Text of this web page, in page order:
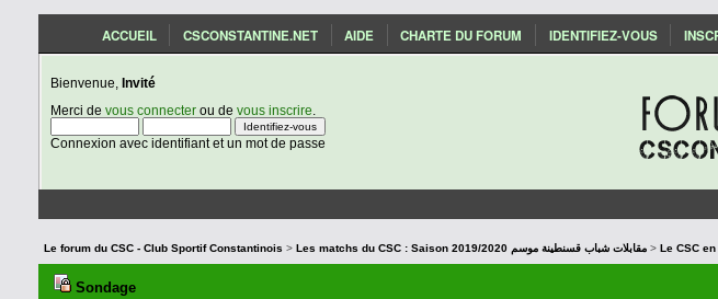
ACCUEIL CSCONSTANTINE.NET AIDE CHARTE DU FORUM IDENTIFIEZ-VOUS
Bienvenue, Invité
Merci de vous connecterou de vous inscrire
Connexion avec identifiant et un mot de passe
Le forum du CSC - Club Sportif Constantinois > Les matchs du CSC : Saison 2019/2020 مقابلات شباب قسنطينة موسم >Le CSC
Sondage